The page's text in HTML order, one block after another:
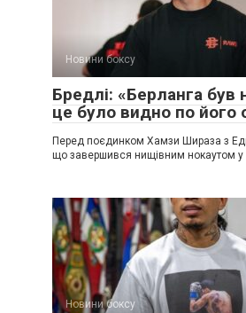
Новини боксу
Бредлі: «Берланга був
це було видно по його
Перед поєдинком Хамзи Шираза з
що завершився нищівним нокаутом у
Новини боксу